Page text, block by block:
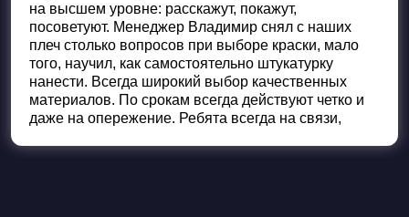
на высшем уровне: расскажут, покажут,
посоветуют. Менеджер Владимир снял с наших
плеч столько вопросов при выборе краски, мало
того, научил, как самостоятельно штукатурку
нанести. Всегда широкий выбор качественных
материалов. По срокам всегда действуют четко и
даже на опережение. Ребята всегда на связи,